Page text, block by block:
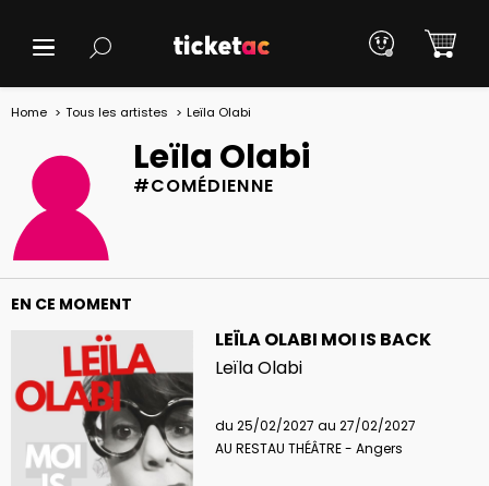
Home Tous les artistes Leïla Olabi
Leïla Olabi
#COMÉDIENNE
EN CE MOMENT
LEÏLA OLABI MOI IS BACK
Leïla Olabi
du 25/02/2027 au 27/02/2027
AU RESTAU THÉÂTRE - Angers